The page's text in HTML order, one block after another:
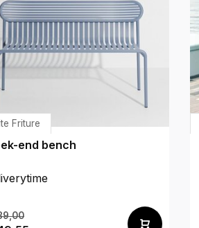
Friture
end bench